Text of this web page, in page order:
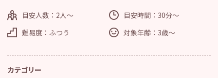
目安人数：2人～
目安時間：30分～
難易度：ふつう
対象年齢：3歳～
カテゴリー